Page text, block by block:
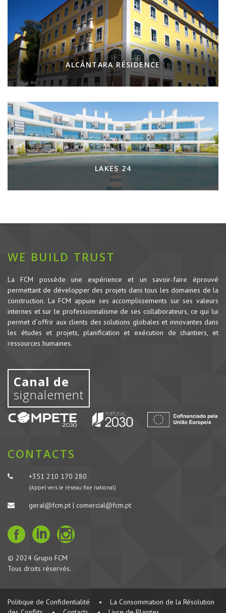
ALCÂNTARA RÉSIDENCE
LAKES 24
WE BUILD TRUST
La FCM possède une expérience et un savoir-faire éprouvé
permettant de développer des projets dans tous les domaines de la
construction. La FCM appuie ses accomplissements sur ses valeurs
internes et sur le professionnalisme de ses collaborateurs, ce qui lui
permet d`offrir aux clients des solutions globales et innovantes dans
les études et projets, planification et exécution de chantiers, et
ressources humaines.
Canal de
signalement
CONTACTS
+351 210 170 280
(Appel vers le réseau fixe national)
geral@fcm.pt | comercial@fcm.pt
© 2024 Grupo FCM
Tous droits réservés.
Politique de Confidentialité •
La Consommation de la Résolution